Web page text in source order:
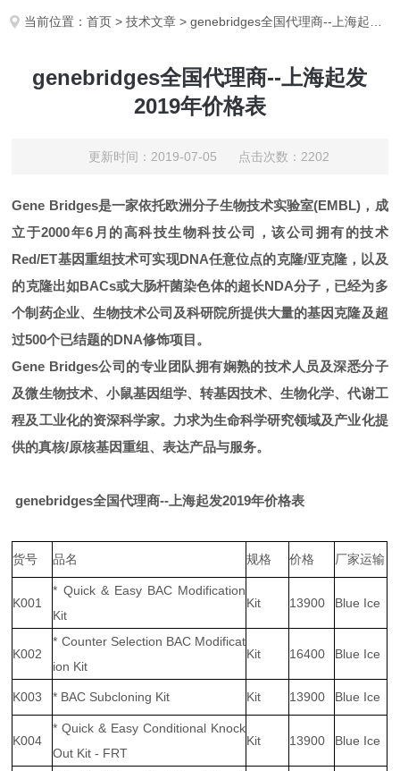
当前位置：首页 >技术文章 > genebridges全国代理商--上海起发2019年价格表
genebridges全国代理商--上海起发
2019年价格表
更新时间：2019-07-05 点击次数：2202
Gene Bridges是一家依托欧洲分子生物技术实验室(EMBL)，成
立于2000年6月的高科技生物科技公司，该公司拥有的技术
Red/ET基因重组技术可实现DNA任意位点的克隆/亚克隆，以及
的克隆出如BACs或大肠杆菌染色体的超长NDA分子，已经为多
个制药企业、生物技术公司及科研院所提供大量的基因克隆及超
过500个已结题的DNA修饰项目。
Gene Bridges公司的专业团队拥有娴熟的技术人员及深悉分子
及微生物技术、小鼠基因组学、转基因技术、生物化学、代谢工
程及工业化的资深科学家。力求为生命科学研究领域及产业化提
供的真核/原核基因重组、表达产品与服务。
genebridges全国代理商--上海起发2019年价格表
货号 品名 规格 价格 厂家运输
K001
* Quick & Easy BAC Modification
Kit
Kit 13900 Blue Ice
K002
* Counter Selection BAC Modificat
ion Kit
Kit 16400 Blue Ice
K003 * BAC Subcloning Kit Kit 13900 Blue Ice
K004
* Quick & Easy Conditional Knock
Out Kit - FRT
Kit 13900 Blue Ice